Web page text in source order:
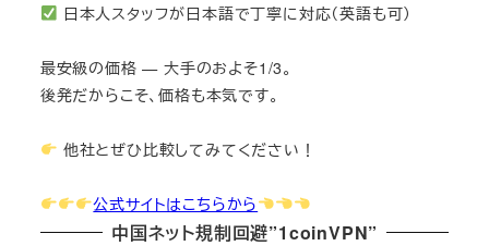
日本人スタッフが日本語で丁寧に対応（英語も可）
最安級の価格 — 大手のおよそ1/3。
後発だからこそ、価格も本気です。
他社とぜひ比較してみてください！
公式サイトはこちらから
中国ネット規制回避”1coinVPN”